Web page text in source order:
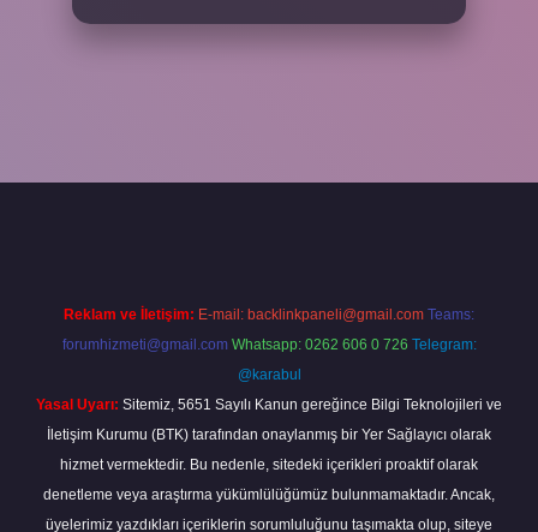
Reklam ve İletişim: E-mail: backlinkpaneli@gmail.com Teams:
forumhizmeti@gmail.com Whatsapp: 0262 606 0 726 Telegram:
@karabul
Yasal Uyarı: Sitemiz, 5651 Sayılı Kanun gereğince Bilgi Teknolojileri ve
İletişim Kurumu (BTK) tarafından onaylanmış bir Yer Sağlayıcı olarak
hizmet vermektedir. Bu nedenle, sitedeki içerikleri proaktif olarak
denetleme veya araştırma yükümlülüğümüz bulunmamaktadır. Ancak,
üyelerimiz yazdıkları içeriklerin sorumluluğunu taşımakta olup, siteye